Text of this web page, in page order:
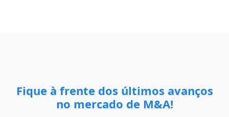
Fique à frente dos últimos avanços
no mercado de M&A!